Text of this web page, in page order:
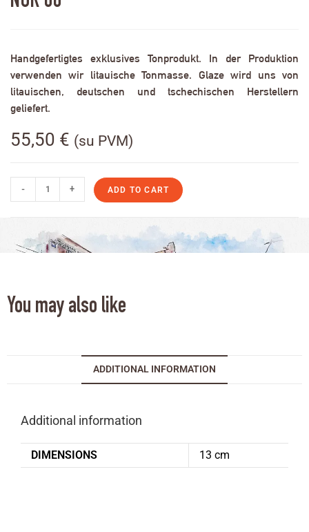
Handgefertigtes exklusives Tonprodukt. In der Produktion
verwenden wir litauische Tonmasse. Glaze wird uns von
litauischen, deutschen und tschechischen Herstellern
geliefert.
55,50 € (su PVM)
- + ADD TO CART
You may also like
ADDITIONAL INFORMATION
Additional information
DIMENSIONS 13 cm